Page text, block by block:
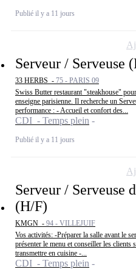
Publié il y a 11 jours
Serveur / Serveuse
33 HERBS - 75 - PARIS 09
Swiss Butter restaurant "steakhouse"
enseigne parisienne. Il recherche un
performance : - Accueil et confort des...
CDI - Temps plein
Publié il y a 11 jours
Serveur / Serveuse
(H/F)
KMGN - 94 - VILLEJUIF
Vos activités: -Préparer la salle avant le
présenter le menu et conseiller les clients
transmettre en cuisine -...
CDI - Temps plein